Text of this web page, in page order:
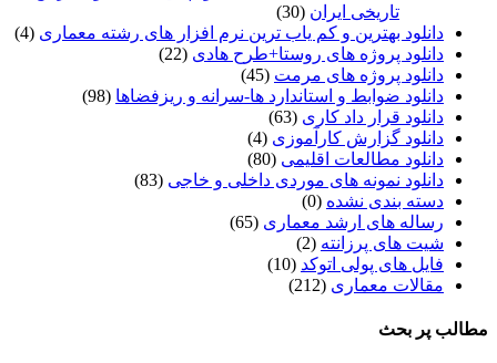
تاریخی ایران (30)
دانلود بهترین و کم یاب ترین نرم افزار های رشته معماری (4)
دانلود پروژه های روستا+طرح هادی (22)
دانلود پروژه های مرمت (45)
دانلود ضوابط و استاندارد ها-سرانه و ریزفضاها (98)
دانلود قرار داد کاری (63)
دانلود گزارش کارآموزی (4)
دانلود مطالعات اقلیمی (80)
دانلود نمونه های موردی داخلی و خاجی (83)
دسته بندی نشده (0)
رساله های ارشد معماری (65)
شیت های پرزانته (2)
فایل های پولی اتوکد (10)
مقالات معماری (212)
مطالب پر بحث